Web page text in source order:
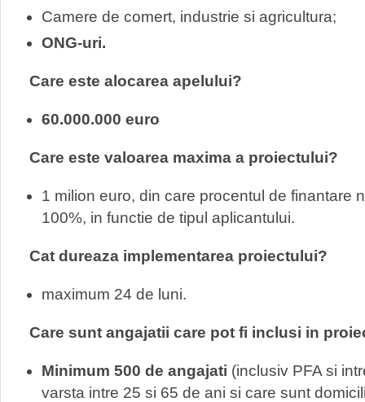
Camere de comert, industrie si agricultura;
ONG-uri.
Care este alocarea apelului?
60.000.000 euro
Care este valoarea maxima a proiectului?
1 milion euro, din care procentul de finantare
100%, in functie de tipul aplicantului.
Cat dureaza implementarea proiectului?
maximum 24 de luni.
Care sunt angajatii care pot fi inclusi in
Minimum 500 de angajati (inclusiv PFA si
varsta intre 25 si 65 de ani si care sunt